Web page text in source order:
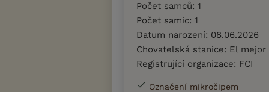
Počet samců: 1
Počet samic: 1
Datum narození: 08.06.2026
Chovatelská stanice: El mejor
Registrující organizace: FCI
Označení mikročipem